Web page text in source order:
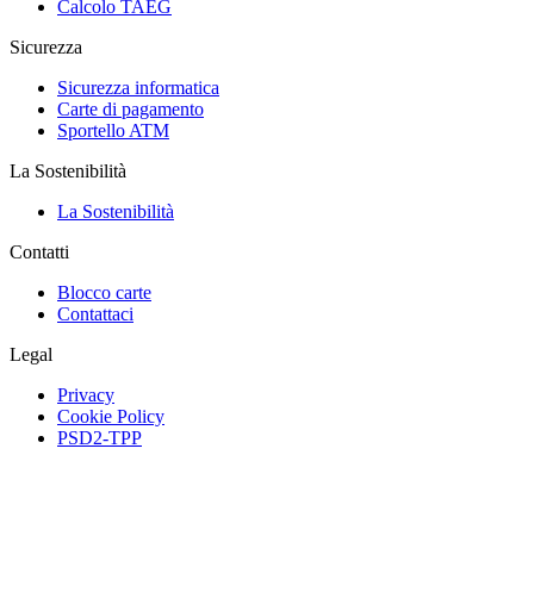
Calcolo TAEG
Sicurezza
Sicurezza informatica
Carte di pagamento
Sportello ATM
La Sostenibilità
La Sostenibilità
Contatti
Blocco carte
Contattaci
Legal
Privacy
Cookie Policy
PSD2-TPP